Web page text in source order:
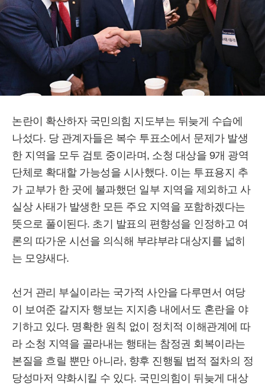
논란이 확산하자 국민의힘 지도부는 뒤늦게 수습에
나섰다. 당 관계자들은 복수 투표소에서 문제가 발생
한 지역을 모두 검토 중이라며, 소청 대상을 9개 광역
단체로 확대할 가능성을 시사했다. 이는 투표용지 추
가 교부가 한 곳에 불과했던 일부 지역을 제외하고 사
실상 사태가 발생한 모든 주요 지역을 포함하겠다는
뜻으로 풀이된다. 초기 발표의 편향성을 인정하고 여
론의 따가운 시선을 의식해 부랴부랴 대상지를 넓히
는 모양새다.
선거 관리 부실이라는 국가적 사안을 다루면서 여당
이 보여준 갈지자 행보는 지지층 내에서도 혼란을 야
기하고 있다. 명확한 원칙 없이 정치적 이해관계에 따
라 소청 지역을 골라내는 행태는 참정권 회복이라는
본질을 흐릴 뿐만 아니라, 향후 진행될 법적 절차의 정
당성마저 약화시킬 수 있다. 국민의힘이 뒤늦게 대상